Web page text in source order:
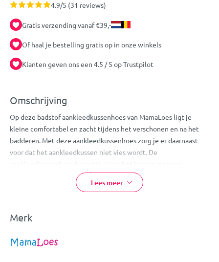
4.9/5 (31 reviews)
Gratis verzending vanaf €39,-
Of haal je bestelling gratis op in onze winkels
Klanten geven ons een 4.5 / 5 op Trustpilot
Omschrijving
Op deze badstof aankleedkussenhoes van MamaLoes ligt je
kleine comfortabel en zacht tijdens het verschonen en na het
badderen. Met deze aankleedkussenhoes zorg je er daarnaast
voor dat het aankleedkussen niet vies wordt. De
elastieken rand. Hierdoor blijft deze goed zitten
Deze aankleedkussenhoes heeft een afmeting van 50 x 70 cm en
is gemaakt van 80% katoen en 20% polyester. Hierdoor is de
op 40ºC en daarnaast geschikt voor in de droger en om te
Lees meer
Merk